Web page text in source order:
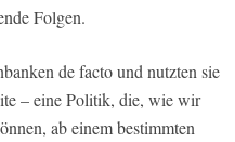
Folgen.
de facto und nutzten sie
– eine Politik, die, wie wir
ab einem bestimmten